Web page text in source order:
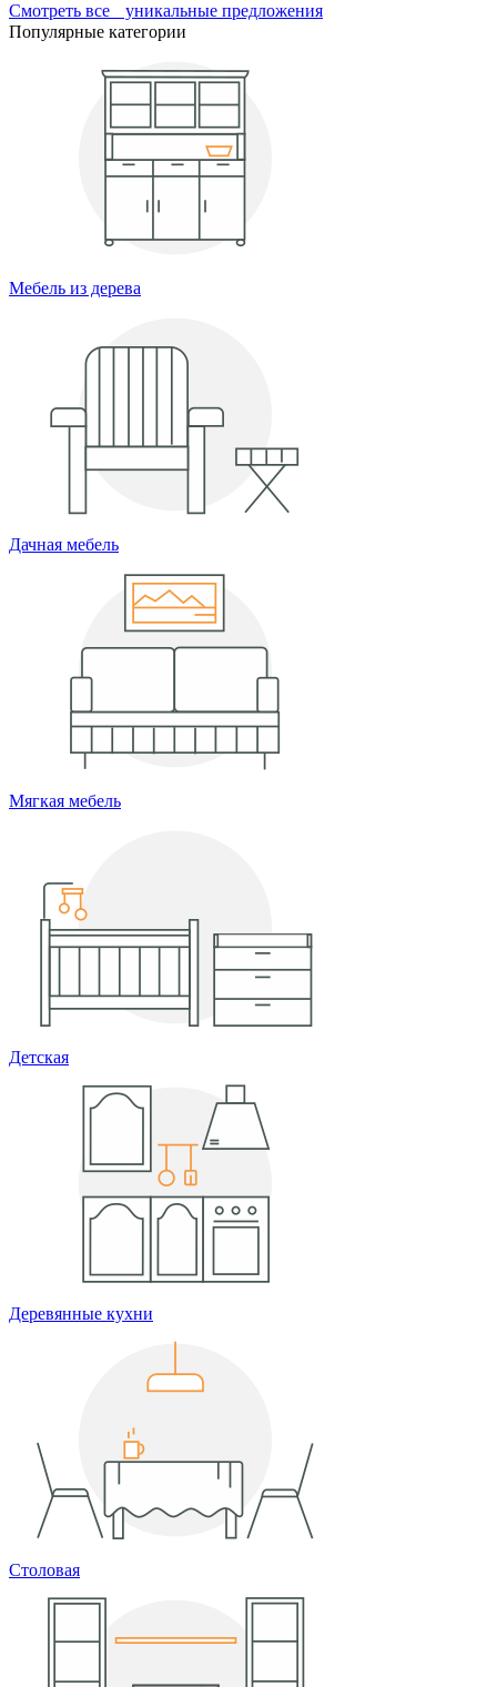
Смотреть все уникальные предложения
Популярные категории
Мебель из дерева
Дачная мебель
Мягкая мебель
Детская
Деревянные кухни
Столовая